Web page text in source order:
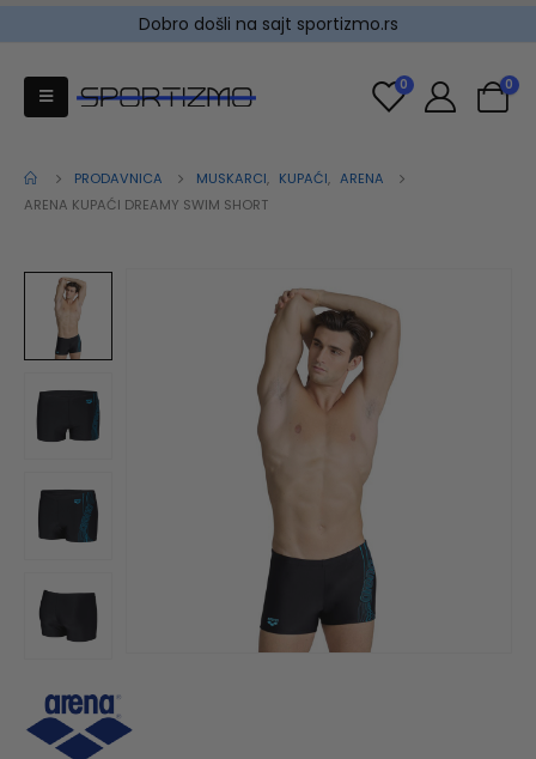
Dobro došli na sajt sportizmo.rs
0 0
PRODAVNICA MUSKARCI, KUPAĆI, ARENA
ARENA KUPAĆI DREAMY SWIM SHORT